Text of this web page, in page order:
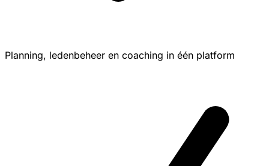
Planning, ledenbeheer en coaching in één platform